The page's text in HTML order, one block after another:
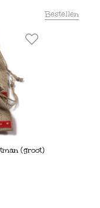
Bestellen
(groot)